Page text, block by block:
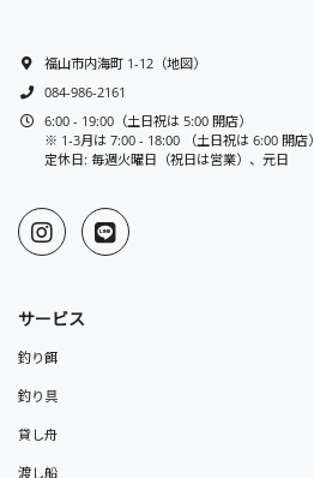
福山市内海町 1-12 （地図）
084-986-2161
6:00 - 19:00（土日祝は 5:00 開店）
※ 1-3月は 7:00 - 18:00 （土日祝は 6:00 開店）
定休日: 毎週火曜日（祝日は営業）、元日
サービス
釣り餌
釣り具
貸し舟
渡し船